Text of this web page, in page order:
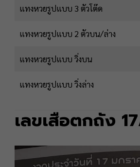
แทงหวยรูปแบบ 3 ตัวโต๊ด
แทงหวยรูปแบบ 2 ตัวบน/ล่าง
แทงหวยรูปแบบ วิ่งบน
แทงหวยรูปแบบ วิ่งล่าง
เลขเสือตกถัง